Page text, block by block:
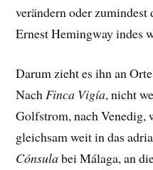
verändern oder zumindest
Ernest Hemingway indes
Darum zieht es ihn an
NachFinca Vigía, nicht
Golfstrom, nach Venedig,
gleichsam weit in das
Cónsulabei Málaga, an